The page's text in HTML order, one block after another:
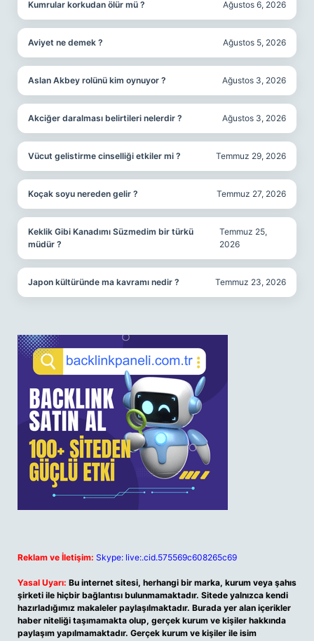
Kumrular korkudan ölür mü ? Ağustos 6, 2026
Aviyet ne demek ? Ağustos 5, 2026
Aslan Akbey rolünü kim oynuyor ? Ağustos 3, 2026
Akciğer daralması belirtileri nelerdir ? Ağustos 3, 2026
Vücut gelistirme cinselliği etkiler mi ? Temmuz 29, 2026
Koçak soyu nereden gelir ? Temmuz 27, 2026
Keklik Gibi Kanadımı Süzmedim bir türkü
müdür ?
Temmuz 25,
2026
Japon kültüründe ma kavramı nedir ? Temmuz 23, 2026
Reklam ve İletişim: Skype: live:.cid.575569c608265c69
Yasal Uyarı: Bu internet sitesi, herhangi bir marka, kurum veya şahıs
şirketi ile hiçbir bağlantısı bulunmamaktadır. Sitede yalnızca kendi
hazırladığımız makaleler paylaşılmaktadır. Burada yer alan içerikler
haber niteliği taşımamakta olup, gerçek kurum ve kişiler hakkında
paylaşım yapılmamaktadır. Gerçek kurum ve kişiler ile isim